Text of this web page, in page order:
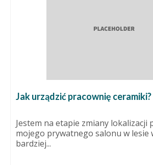
Jak urządzić pracownię ceramiki?
Jestem na etapie zmiany lokalizacji
mojego prywatnego salonu w lesie
bardziej...